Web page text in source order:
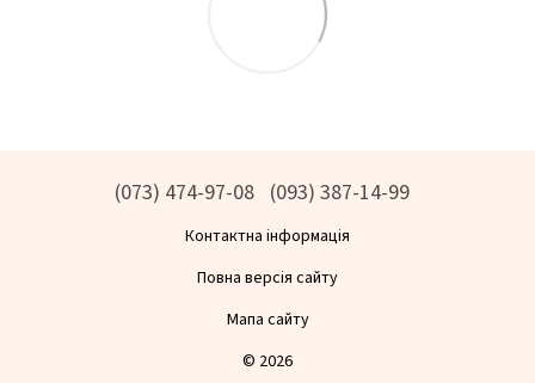
(073) 474-97-08 (093) 387-14-99
Контактна інформація
Повна версія сайту
Мапа сайту
© 2026